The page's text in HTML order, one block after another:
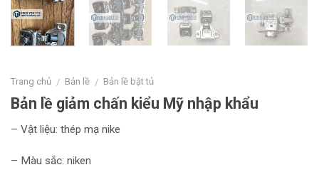
Trang chủ / Bản lề / Bản lề bật tủ
Bản lề giảm chấn kiểu Mỹ nhập khẩu
– Vật liệu: thép mạ nike
– Màu sắc: niken